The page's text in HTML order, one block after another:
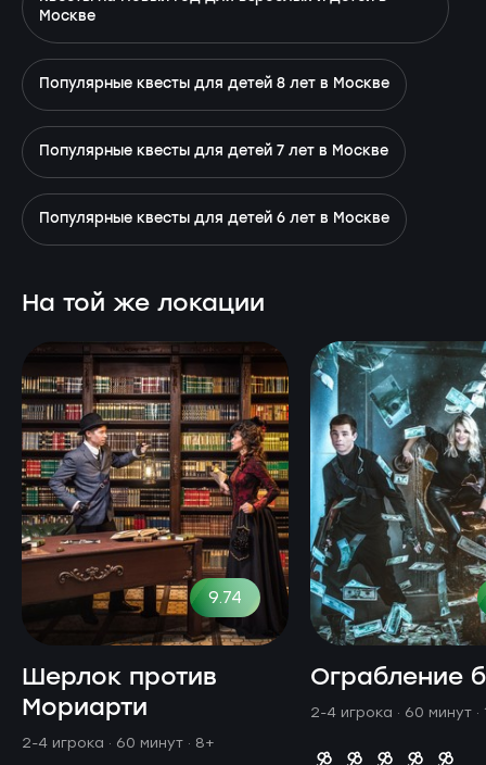
Москве
Популярные квесты для детей 8 лет в Москве
Популярные квесты для детей 7 лет в Москве
Популярные квесты для детей 6 лет в Москве
На той же локации
9.74
Шерлок против
Мориарти
2-4 игрока · 60 минут · 8+
Ограбление
2-4 игрока · 60 минут